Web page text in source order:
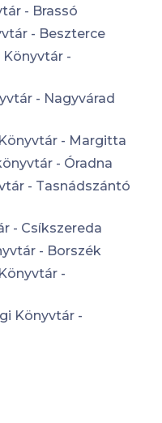
- Brassó
- Beszterce
Könyvtár -
- Nagyvárad
- Margitta
- Óradna
- Tasnádszántó
- Csíkszereda
- Borszék
-
Könyvtár -